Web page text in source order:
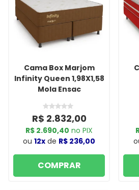
Cama Box Marjom
Infinity Queen 1,98X1,58
Mola Ensac
R$ 2.832,00
R$ 2.690,40 no PIX
ou 12x de R$ 236,00
COMPRAR